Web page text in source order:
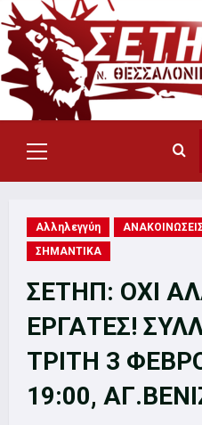
Skip
to
content
Primary
Menu
Αλληλεγγύη ΑΝΑΚΟΙΝΩΣΕΙΣ
ΣΗΜΑΝΤΙΚΑ
ΣΕΤΗΠ: ΟΧΙ
ΕΡΓΑΤΕΣ!
ΤΡΙΤΗ 3
19:00,